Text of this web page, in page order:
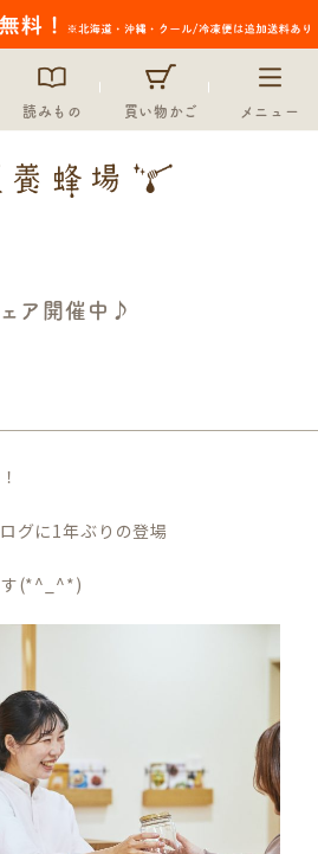
読みもの 買い物かご メニュー
ア開催中♪
グに1年ぶりの登場
す(*^_^*)